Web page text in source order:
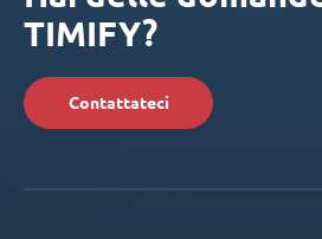
TIMIFY?
Contattateci